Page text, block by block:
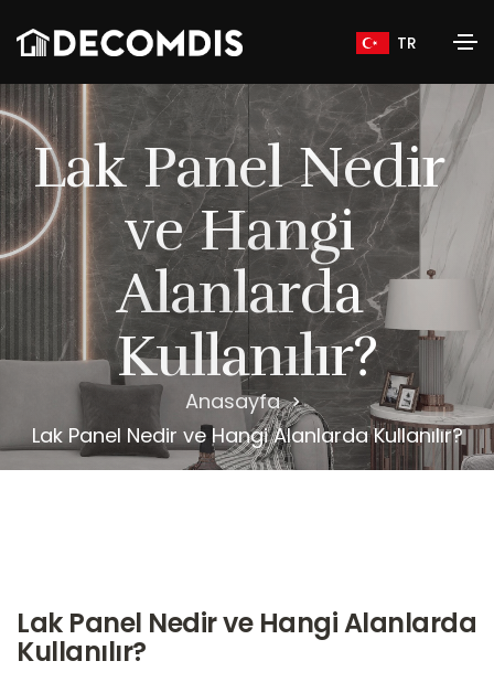
TR
Lak Panel Nedir
ve Hangi
Alanlarda
Kullanılır?
Anasayfa
Lak Panel Nedir ve Hangi Alanlarda Kullanılır?
Lak Panel Nedir ve Hangi Alanlarda
Kullanılır?